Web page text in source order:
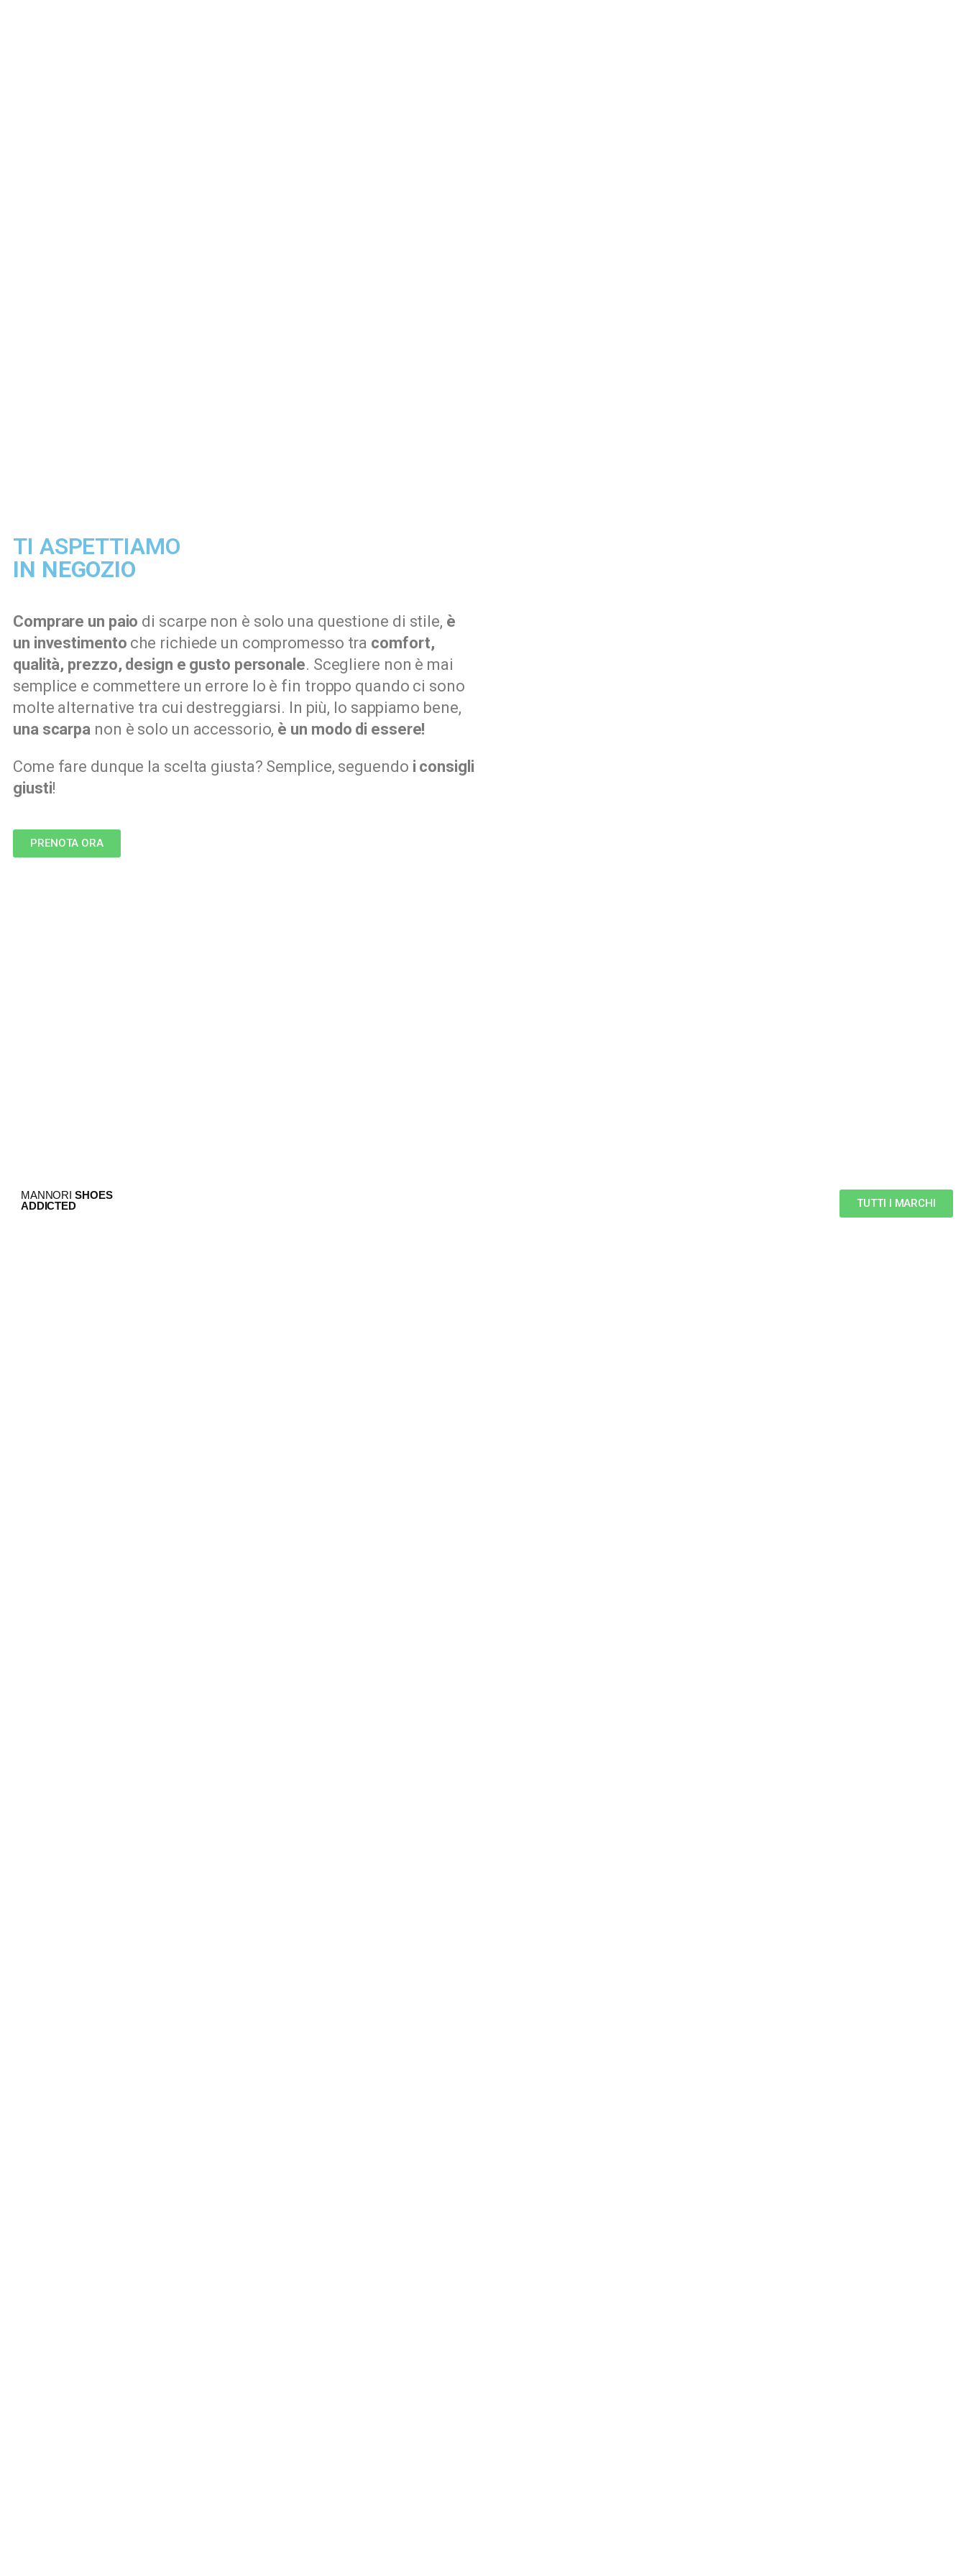
TI ASPETTIAMO
IN NEGOZIO
Comprare un paio di scarpe non è solo una questione di stile, è
un investimento che richiede un compromesso tra comfort,
qualità, prezzo, design e gusto personale. Scegliere non è mai
semplice e commettere un errore lo è fin troppo quando ci sono
molte alternative tra cui destreggiarsi. In più, lo sappiamo bene,
una scarpa non è solo un accessorio, è un modo di essere!
Come fare dunque la scelta giusta? Semplice, seguendo i consigli
giusti!
PRENOTA ORA
MANNORISHOES
ADDICTED
TUTTI I MARCHI